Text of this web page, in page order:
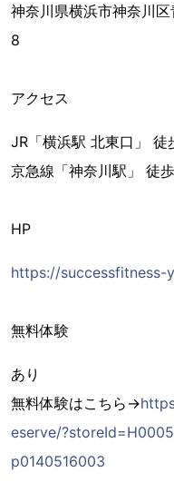
神奈川県横浜市神奈川
8
アクセス
JR「横浜駅 北東口」 徒
京急線「神奈川駅」 徒
HP
https://successfitness-
無料体験
あり
無料体験はこちら→
eserve/
p0140516003